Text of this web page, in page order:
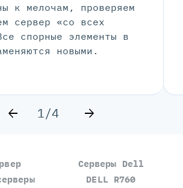
к мелочам, проверяем
сервер «со всех
спорные элементы в
новыми.
1/4
Серверы Dell
DELL R760